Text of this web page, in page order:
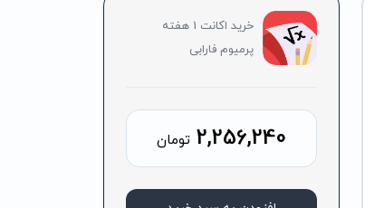
خرید اکانت 1 هفته
پرمیوم فارابی
2,256,240 تومان